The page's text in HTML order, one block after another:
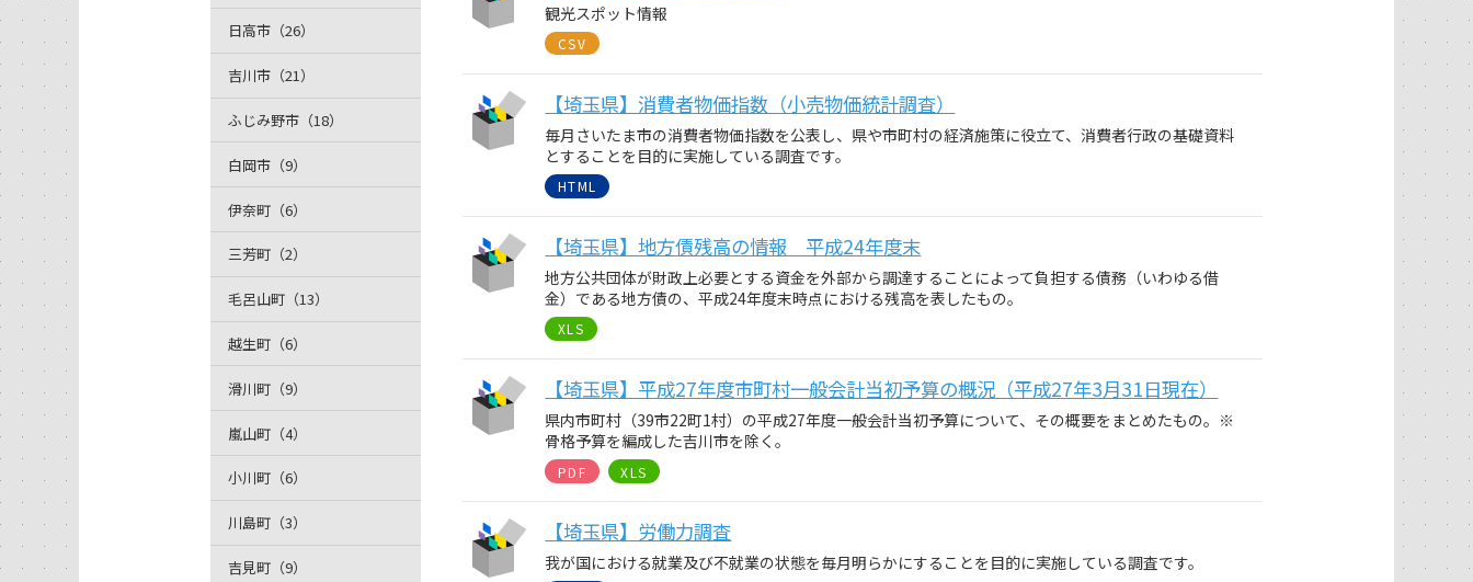
観光スポット情報
CSV
【埼玉県】消費者物価指数（小売物価統計調査）
毎月さいたま市の消費者物価指数を公表し、県や市町村の経済施策に役立て、消費者行政の基礎資料
とすることを目的に実施している調査です。
HTML
【埼玉県】地方債残高の情報 平成24年度末
地方公共団体が財政上必要とする資金を外部から調達することによって負担する債務（いわゆる借
金）である地方債の、平成24年度末時点における残高を表したもの。
XLS
【埼玉県】平成27年度市町村一般会計当初予算の概況（平成27年3月31日現在）
県内市町村（39市22町1村）の平成27年度一般会計当初予算について、その概要をまとめたもの。※
骨格予算を編成した吉川市を除く。
PDF XLS
【埼玉県】労働力調査
我が国における就業及び不就業の状態を毎月明らかにすることを目的に実施している調査です。
日高市（26）
吉川市（21）
ふじみ野市（18）
白岡市（9）
伊奈町（6）
三芳町（2）
毛呂山町（13）
越生町（6）
滑川町（9）
嵐山町（4）
小川町（6）
川島町（3）
吉見町（9）